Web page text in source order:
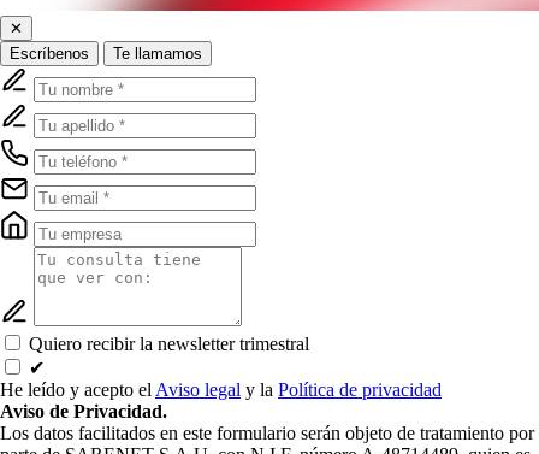
✕
Escríbenos
Te llamamos
Quiero recibir la newsletter trimestral
✔
He leído y acepto el Aviso legal y la Política de privacidad
Aviso de Privacidad.
Los datos facilitados en este formulario serán objeto de tratamiento por